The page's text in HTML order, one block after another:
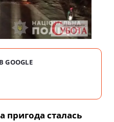
пригода сталась